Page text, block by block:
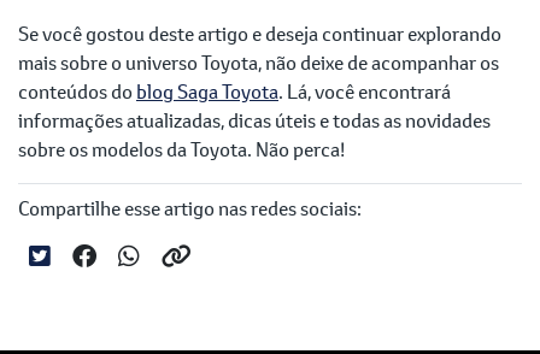
Se você gostou deste artigo e deseja continuar explorando
mais sobre o universo Toyota, não deixe de acompanhar os
conteúdos do blog Saga Toyota. Lá, você encontrará
informações atualizadas, dicas úteis e todas as novidades
sobre os modelos da Toyota. Não perca!
Compartilhe esse artigo nas redes sociais: